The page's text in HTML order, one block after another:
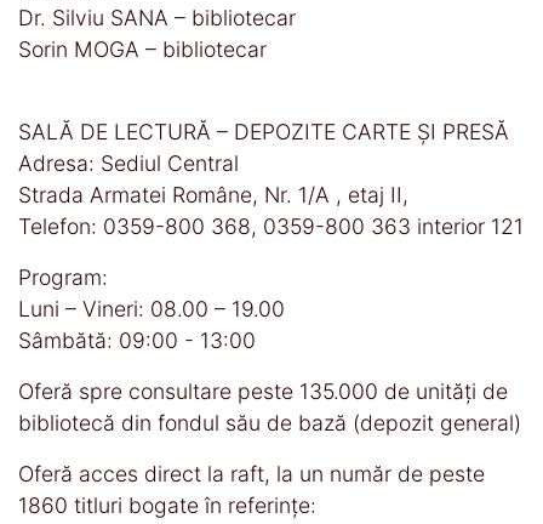
Dr. Silviu SANA – bibliotecar
Sorin MOGA – bibliotecar
SALĂ DE LECTURĂ – DEPOZITE CARTE ȘI PRESĂ
Adresa: Sediul Central
Strada Armatei Române, Nr. 1/A , etaj II,
Telefon: 0359-800 368, 0359-800 363 interior 121
Program:
Luni – Vineri: 08.00 – 19.00
Sâmbătă: 09:00 - 13:00
Oferă spre consultare peste 135.000 de unităţi de
bibliotecă din fondul său de bază (depozit general)
Oferă acces direct la raft, la un număr de peste
1860 titluri bogate în referinţe: